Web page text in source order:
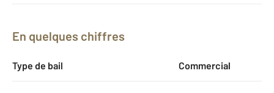
En quelques chiffres
Type de bail Commercial